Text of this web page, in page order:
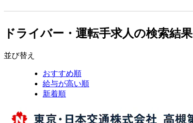
ドライバー・運転手求人の検索結果
並び替え
おすすめ順
給与が高い順
新着順